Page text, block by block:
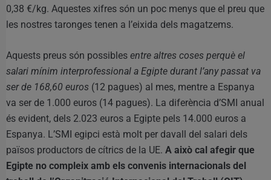
0,38 €/kg. Aquestes xifres són un poc menys que el preu que
les nostres taronges tenen a l’eixida dels magatzems.
Aquests preus són possibles entre altres coses perquè el
salari mínim interprofessional a Egipte durant l’any passat va
ser de 168,60 euros (12 pagues) al mes, mentre a Espanya
va ser de 1.000 euros (14 pagues). La diferència d’SMI anual
és evident, dels 2.023 euros a Egipte pels 14.000 euros a
Espanya. L’SMI egipci està molt per davall del salari dels
països productors de cítrics de la UE. A això cal afegir que
Egipte no compleix amb els convenis internacionals del